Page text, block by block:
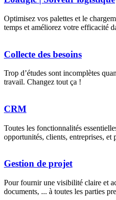
Optimisez vos palettes et le
temps et améliorez votre efficacité
Collecte des besoins
Trop d’études sont incomplètes
travail. Changez tout ça !
CRM
Toutes les fonctionnalités
opportunités, clients, entreprises, et
Gestion de projet
Pour fournir une visibilité claire et
documents, ... à toutes les parties